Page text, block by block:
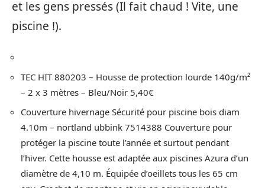
et les gens pressés (Il fait chaud ! Vite, une
piscine !).
TEC HIT 880203 – Housse de protection lourde 140g/m²
– 2 x 3 mètres – Bleu/Noir 5,40€
Couverture hivernage Sécurité pour piscine bois diam
4.10m – nortland ubbink 7514388 Couverture pour
protéger la piscine toute l’année et surtout pendant
l’hiver. Cette housse est adaptée aux piscines Azura d’un
diamètre de 4,10 m. Équipée d’oeillets tous les 65 cm